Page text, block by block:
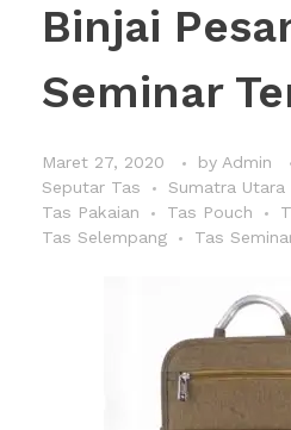
Binjai
Seminar
Maret 27, 2020 by Admin
Seputar Tas
Sumatra Utara
Tas Pakaian
Tas Pouch
Tas Selempang
Tas